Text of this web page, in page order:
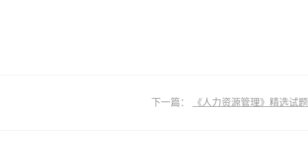
下一篇： 《人力资源管理》精选试题